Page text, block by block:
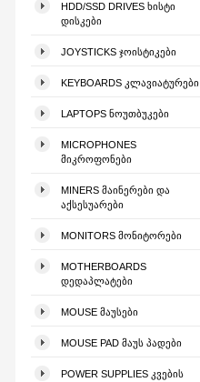
HDD/SSD DRIVES ᲮᲘᲡᲢᲘ
ᲓᲘᲡᲙᲔᲑᲘ
JOYSTICKS ᲯᲝᲘᲡᲢᲘᲙᲔᲑᲘ
KEYBOARDS ᲙᲚᲐᲕᲘᲐᲢᲣᲠᲔᲑᲘ
LAPTOPS ᲜᲝᲣᲗᲑᲣᲙᲔᲑᲘ
MICROPHONES
ᲛᲘᲙᲠᲝᲤᲝᲜᲔᲑᲘ
MINERS ᲛᲐᲘᲜᲔᲠᲔᲑᲘ ᲓᲐ
ᲐᲥᲡᲔᲡᲣᲐᲠᲔᲑᲘ
MONITORS ᲛᲝᲜᲘᲢᲝᲠᲔᲑᲘ
MOTHERBOARDS
ᲓᲔᲓᲐᲞᲚᲐᲢᲔᲑᲘ
MOUSE ᲛᲐᲣᲡᲔᲑᲘ
MOUSE PAD ᲛᲐᲣᲡ ᲞᲐᲓᲔᲑᲘ
POWER SUPPLIES ᲙᲕᲔᲑᲘᲡ